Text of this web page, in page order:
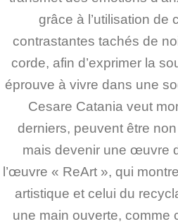
grâce à l’utilisation de
contrastantes tachés de
corde, afin d’exprimer la
éprouve à vivre dans une
Cesare Catania veut
derniers, peuvent être
mais devenir une œuvre
l’œuvre « ReArt », qui
artistique et celui du
une main ouverte, comme